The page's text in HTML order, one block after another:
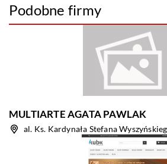
Podobne firmy
MULTIARTE AGATA PAWLAK
al. Ks. Kardynała Stefana